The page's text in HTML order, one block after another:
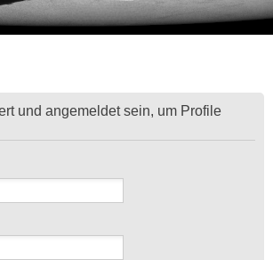
und angemeldet sein, um Profile